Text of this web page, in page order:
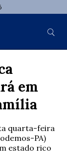
em
quarta-feira
PA)
estado rico